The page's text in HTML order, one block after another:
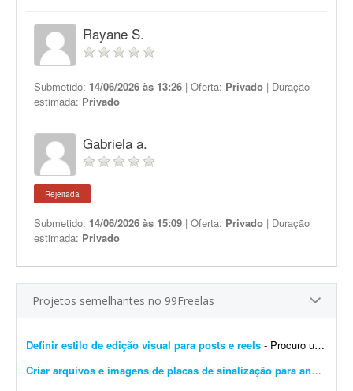
Rayane S.
Submetido: 14/06/2026 às 13:26 | Oferta: Privado | Duração
estimada: Privado
Gabriela a.
Rejeitada
Submetido: 14/06/2026 às 15:09 | Oferta: Privado | Duração
estimada: Privado
Projetos semelhantes no 99Freelas
Definir estilo de edição visual para posts e reels - Procuro um designer criativo para definir um estilo de edição para meus posts e Reels. Já tenho uma ideia das cores e da tipografia que quero utilizar e preciso de algué...
Criar arquivos e imagens de placas de sinalização para anúncios